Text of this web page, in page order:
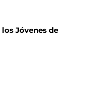
Jóvenes de